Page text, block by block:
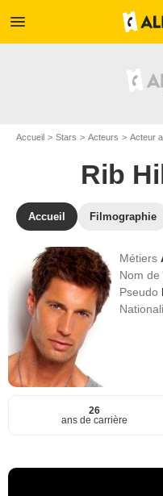
menu
Accueil Stars Acteurs Acteur
Rib
Accueil Filmographie
Métiers
Nom de
Pseudo
26
ans de carrière